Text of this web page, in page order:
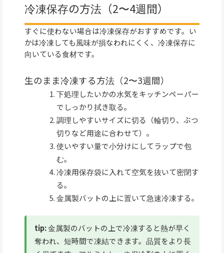
冷凍保存の方法（2〜4週間）
すぐに使わない場合は冷凍保存がおすすめです。い
かは冷凍しても風味が損なわれにくく、冷凍保存に
向いている食材です。
生のまま冷凍する方法（2〜3週間）
下処理したいかの水気をキッチンペーパー
でしっかり拭き取る。
調理しやすいサイズに切る（輪切り、ぶつ
切りなど用途に合わせて）。
使いやすい量で小分けにしてラップで包
む。
冷凍用保存袋に入れて空気を抜いて密閉す
る。
金属製バットの上に置いて急速冷凍する。
tip:金属製のバットの上で冷凍すると熱が早く
奪われ、短時間で凍結できます。品質をより長